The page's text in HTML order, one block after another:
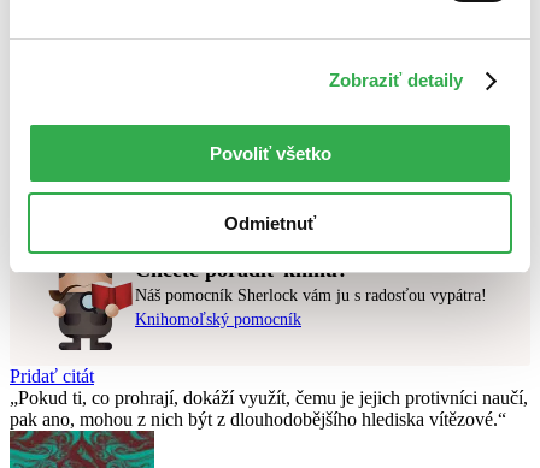
Zobraziť detaily
Povoliť všetko
Odmietnuť
Najvyššia zľava
Zrušiť filtre
Interpret No Name
vyhovujúci zadaným podmienkam.
Skúste prosím zmeniť vyhľadávaný výraz.
Chcete poradiť knihu?
Náš pomocník Sherlock vám ju s radosťou vypátra!
Knihomoľský pomocník
Pridať citát
Pokud ti, co prohrají, dokáží využít, čemu je jejich protivníci naučí,
pak ano, mohou z nich být z dlouhodobějšího hlediska vítězové.